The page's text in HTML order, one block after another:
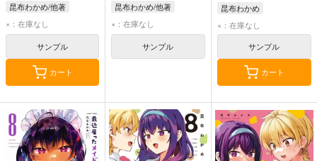
昆布わかめ/他著
×：在庫なし
サンプル
カート
昆布わかめ/他著
×：在庫なし
サンプル
昆布わかめ
×：在庫なし
サンプル
カート